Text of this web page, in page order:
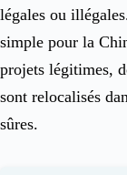
légales ou
simple pour la
projets légitimes,
sont relocalisés
sûres.